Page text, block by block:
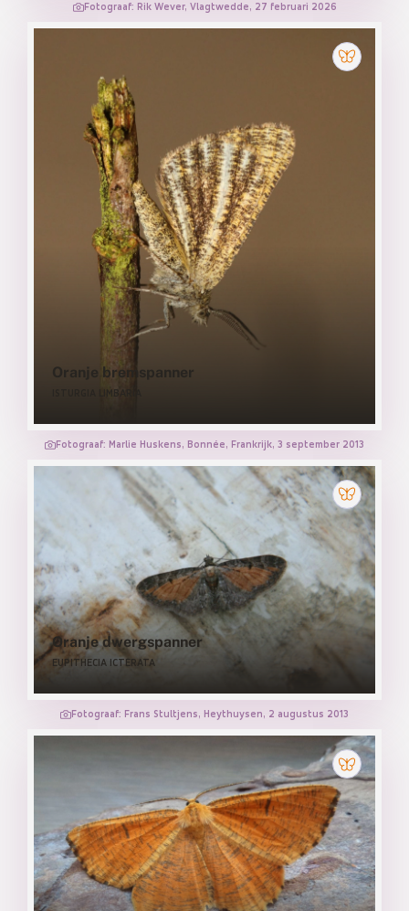
Fotograaf: Rik Wever, Vlagtwedde, 27 februari 2026
Oranje bremspanner
ISTURGIA LIMBARIA
Fotograaf: Marlie Huskens, Bonnée, Frankrijk, 3 september 2013
Oranje dwergspanner
EUPITHECIA ICTERATA
Fotograaf: Frans Stultjens, Heythuysen, 2 augustus 2013